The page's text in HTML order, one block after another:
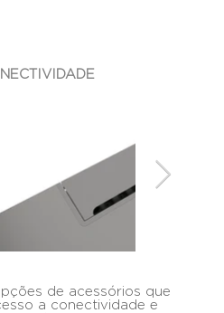
de acessórios que
a conectividade e